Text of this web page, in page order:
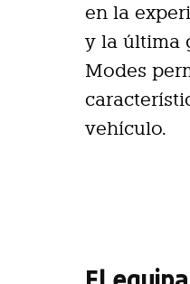
en la
y la última
Modes
vehículo.